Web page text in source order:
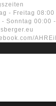
- Freitag
Sonntag 00:00